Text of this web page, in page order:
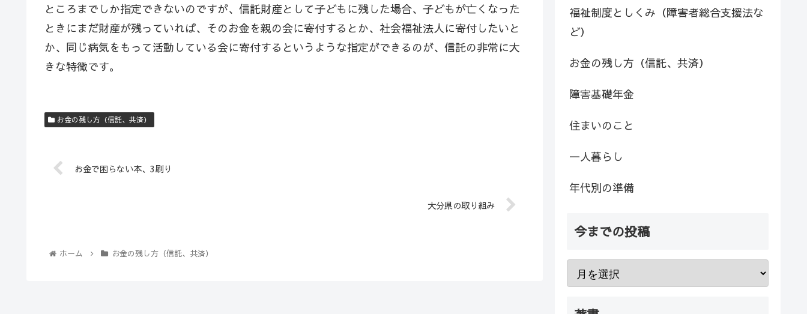
ところまでしか指定できないのですが、信託財産として子どもに残した場合、子どもが亡くなった
ときにまだ財産が残っていれば、そのお金を親の会に寄付するとか、社会福祉法人に寄付したいと
か、同じ病気をもって活動している会に寄付するというような指定ができるのが、信託の非常に大
きな特徴です。
お金の残し方（信託、共済）
お金で困らない本、3刷り
大分県の取り組み
ホーム お金の残し方（信託、共済）
福祉制度としくみ（障害者総合支援法な
ど）
お金の残し方（信託、共済）
障害基礎年金
住まいのこと
一人暮らし
年代別の準備
今までの投稿